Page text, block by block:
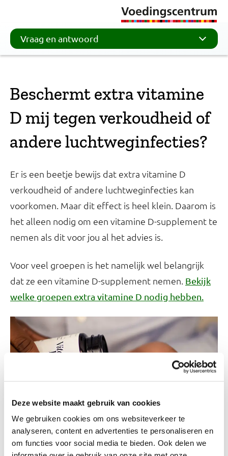
Deze website maakt gebruik van cookies
We gebruiken cookies om ons websiteverkeer te
analyseren, content en advertenties te personaliseren en
om functies voor social media te bieden. Ook delen we
Vraag en antwoord
Beschermt extra vitamine
D mij tegen verkoudheid of
andere luchtweginfecties?
Er is een beetje bewijs dat extra vitamine D
verkoudheid of andere luchtweginfecties kan
voorkomen. Maar dit effect is heel klein. Daarom is
het alleen nodig om een vitamine D-supplement te
nemen als dit voor jou al het advies is.
Voor veel groepen is het namelijk wel belangrijk
dat ze een vitamine D-supplement nemen. Bekijk
welke groepen extra vitamine D nodig hebben.
Vitamine D en luchtweginfecties